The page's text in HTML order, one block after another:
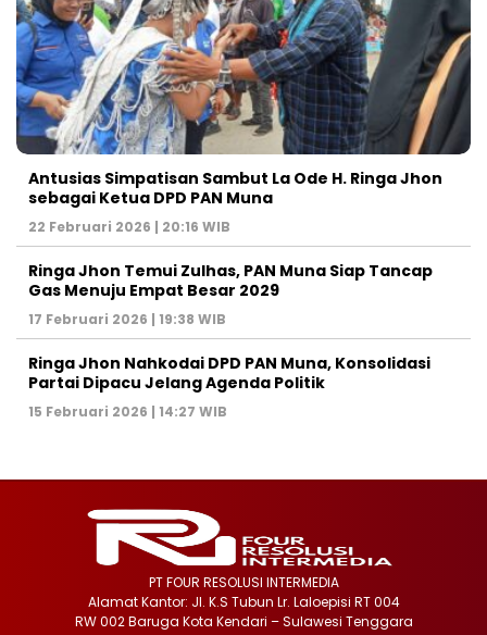
Antusias Simpatisan Sambut La Ode H. Ringa Jhon
sebagai Ketua DPD PAN Muna
22 Februari 2026 | 20:16 WIB
Ringa Jhon Temui Zulhas, PAN Muna Siap Tancap
Gas Menuju Empat Besar 2029
17 Februari 2026 | 19:38 WIB
Ringa Jhon Nahkodai DPD PAN Muna, Konsolidasi
Partai Dipacu Jelang Agenda Politik
15 Februari 2026 | 14:27 WIB
PT FOUR RESOLUSI INTERMEDIA
Alamat Kantor: Jl. K.S Tubun Lr. Laloepisi RT 004
RW 002 Baruga Kota Kendari – Sulawesi Tenggara